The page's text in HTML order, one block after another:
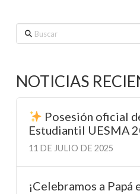
Buscar
NOTICIAS
Posesión oficial
Estudiantil UESMA
11 DE JULIO DE 2025
¡Celebramos a Papá